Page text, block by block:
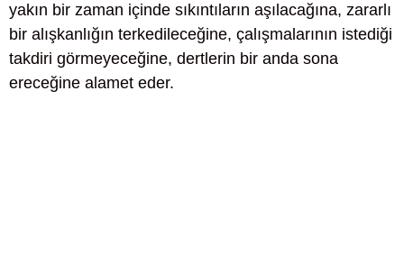
yakın bir zaman içinde sıkıntıların aşılacağına, zararlı
bir alışkanlığın terkedileceğine, çalışmalarının istediği
takdiri görmeyeceğine, dertlerin bir anda sona
ereceğine alamet eder.